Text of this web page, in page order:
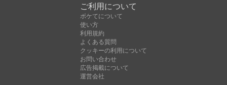
ご利用について
ボケてについて
使い方
利用規約
よくある質問
クッキーの利用について
お問い合わせ
広告掲載について
運営会社